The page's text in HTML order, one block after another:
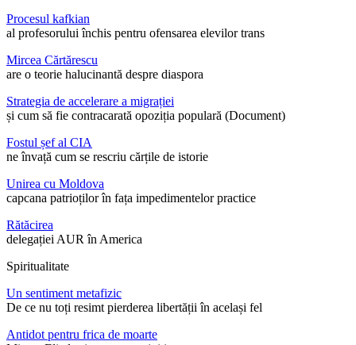
Procesul kafkian
al profesorului închis pentru ofensarea elevilor trans
Mircea Cărtărescu
are o teorie halucinantă despre diaspora
Strategia de accelerare a migrației
și cum să fie contracarată opoziția populară (Document)
Fostul șef al CIA
ne învață cum se rescriu cărțile de istorie
Unirea cu Moldova
capcana patrioților în fața impedimentelor practice
Rătăcirea
delegației AUR în America
Spiritualitate
Un sentiment metafizic
De ce nu toți resimt pierderea libertății în același fel
Antidot pentru frica de moarte